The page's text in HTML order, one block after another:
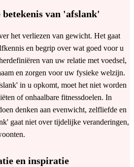
van 'afslank'
het verliezen van gewicht. Het gaat
en begrip over wat goed voor u
van uw relatie met voedsel,
en zorgen voor uw fysieke welzijn.
in u opkomt, moet het niet worden
of onhaalbare fitnessdoelen. In
denken aan evenwicht, zelfliefde en
gaat niet over tijdelijke veranderingen,
en inspiratie